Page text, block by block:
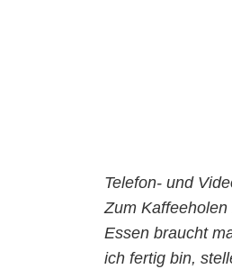
Telefon- und
Zum
Essen braucht
ich fertig bin,